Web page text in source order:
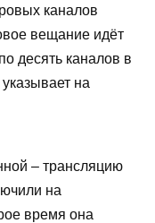
каналов
вещание идёт
десять каналов в
на
– трансляцию
на
время она